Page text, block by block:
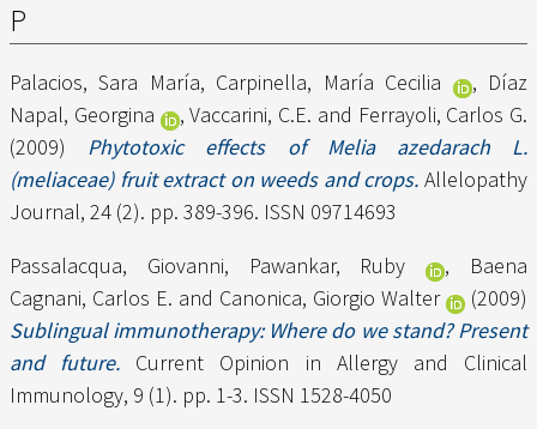
P
Palacios, Sara María, Carpinella, María Cecilia , Díaz
Napal, Georgina
,Vaccarini, C.E. and Ferrayoli, Carlos G.
(2009) Phytotoxic effects of Melia azedarach L.
(meliaceae) fruit extract on weeds and crops. Allelopathy
Journal, 24 (2). pp. 389-396. ISSN 09714693
Passalacqua, Giovanni, Pawankar, Ruby , Baena
Cagnani, Carlos E. and Canonica, Giorgio Walter
(2009)
Sublingual immunotherapy: Where do we stand? Present
and future. Current Opinion in Allergy and Clinical
Immunology, 9 (1). pp. 1-3. ISSN 1528-4050